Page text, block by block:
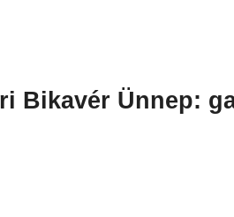
Bikavér Ünnep: